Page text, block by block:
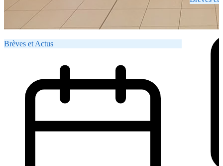
Brèves et Actus